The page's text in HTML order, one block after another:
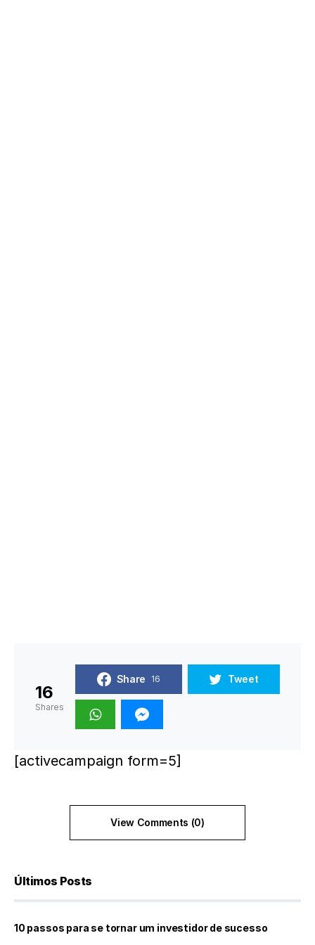
16
Shares
Share 16 Tweet
[activecampaign form=5]
View Comments (0)
Últimos Posts
10 passos para se tornar um investidor de sucesso